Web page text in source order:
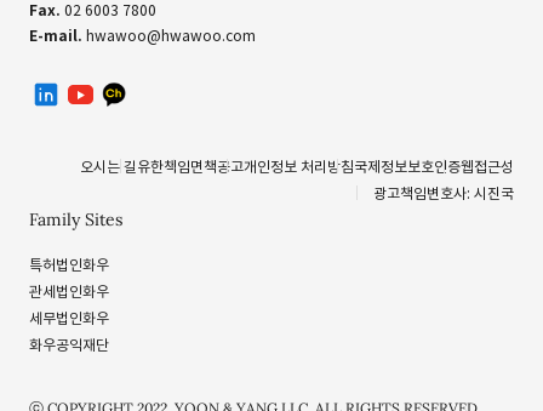
Fax. 02 6003 7800
E-mail. hwawoo@hwawoo.com
Family Sites
특허법인화우
관세법인화우
세무법인화우
화우공익재단
오시는 길 유한책임면책공고개인정보 처리방침국제정보보호인증웹접근성
광고책임변호사: 시진국